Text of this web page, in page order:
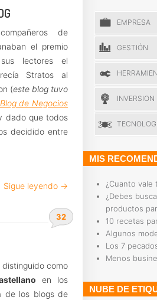
de
el premio
lectores el
Stratos al
(este blog tuvo
de Negocios
dado que todos
decidido entre
Sigue leyendo →
32
como
en los
de los blogs de
EMPRESA
GESTIÓN
INVERSION
MIS
¿Cuanto vale
¿Debes
productos
10 recetas
Algunos
Los 7
Menos
NUBE DE